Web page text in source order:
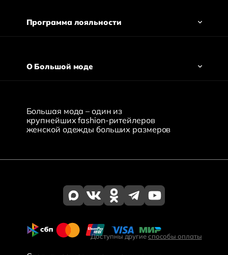
Программа лояльности
О Большой моде
Большая мода – один из
крупнейших fashion-ритейлеров
женской одежды больших размеров
Доступны другиеспособы оплаты